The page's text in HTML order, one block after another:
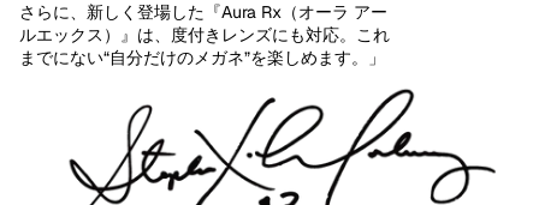
さらに、新しく登場した『Aura Rx（オーラ アー
ルエックス）』は、度付きレンズにも対応。これ
までにない“自分だけのメガネ”を楽しめます。」